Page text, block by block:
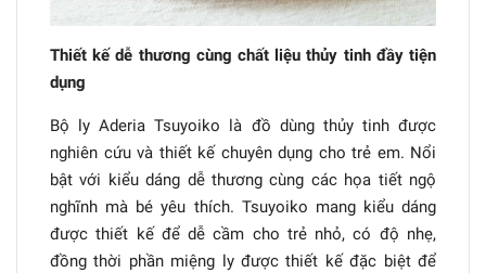
Thiết kế dễ thương cùng chất liệu thủy tinh đầy tiện
dụng
Bộ ly Aderia Tsuyoiko là đồ dùng thủy tinh được
nghiên cứu và thiết kế chuyên dụng cho trẻ em. Nổi
bật với kiểu dáng dễ thương cùng các họa tiết ngộ
nghĩnh mà bé yêu thích. Tsuyoiko mang kiểu dáng
được thiết kế để dễ cầm cho trẻ nhỏ, có độ nhẹ,
đồng thời phần miệng ly được thiết kế đặc biệt để